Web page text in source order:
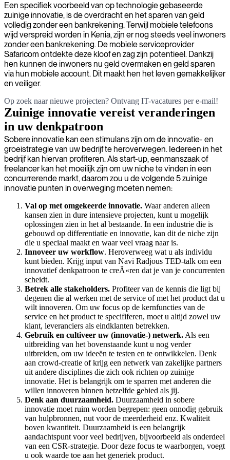
Een specifiek voorbeeld van op technologie gebaseerde
zuinige innovatie, is de overdracht en het sparen van geld
volledig zonder een bankrekening. Terwijl mobiele telefoons
wijd verspreid worden in Kenia, zijn er nog steeds veel inwoners
zonder een bankrekening. De mobiele serviceprovider
Safaricom ontdekte deze kloof en zag zijn potentieel. Dankzij
hen kunnen de inwoners nu geld overmaken en geld sparen
via hun mobiele account. Dit maakt hen het leven gemakkelijker
en veiliger.
Op zoek naar nieuwe projecten? Ontvang IT-vacatures per e-mail!
Zuinige innovatie vereist veranderingen
in uw denkpatroon
Sobere innovatie kan een stimulans zijn om de innovatie- en
groeistrategie van uw bedrijf te heroverwegen. Iedereen in het
bedrijf kan hiervan profiteren. Als start-up, eenmanszaak of
freelancer kan het moeilijk zijn om uw niche te vinden in een
concurrerende markt, daarom zou u de volgende 5 zuinige
innovatie punten in overweging moeten nemen:
Val op met omgekeerde innovatie. Waar anderen alleen
kansen zien in dure intensieve projecten, kunt u mogelijk
oplossingen zien in het al bestaande. In een industrie die is
gebouwd op differentiatie en innovatie, kan dit de niche zijn
die u speciaal maakt en waar veel vraag naar is.
Innoveer uw workflow. Heroverweeg wat u als individu
kunt bieden. Krijg input van Navi Radjous TED-talk om een
innovatief denkpatroon te creÃ«ren dat je van je concurrenten
scheidt.
Betrek alle stakeholders. Profiteer van de kennis die ligt bij
degenen die al werken met de service of met het product dat u
wilt innoveren. Om uw focus op de kernfuncties van de
service en het product te specififeren, moet u altijd zowel uw
klant, leveranciers als eindklanten betrekken.
Gebruik en cultiveer uw (innovatie-) netwerk. Als een
uitbreiding van het bovenstaande kunt u nog verder
uitbreiden, om uw ideeën te testen en te ontwikkelen. Denk
aan crowd-creatie of krijg een netwerk van zakelijke partners
uit andere disciplines die zich ook richten op zuinige
innovatie. Het is belangrijk om te sparren met anderen die
willen innoveren binnen hetzelfde gebied als jij.
Denk aan duurzaamheid. Duurzaamheid in sobere
innovatie moet ruim worden begrepen: geen onnodig gebruik
van hulpbronnen, nut voor de meerderheid enz. Kwaliteit
boven kwantiteit. Duurzaamheid is een belangrijk
aandachtspunt voor veel bedrijven, bijvoorbeeld als onderdeel
van een CSR-strategie. Door deze focus te waarborgen, voegt
u ook waarde toe aan het generiek product.